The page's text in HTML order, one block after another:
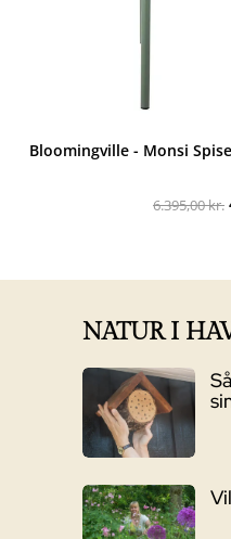
Bloomingville - Monsi
6.395,00kr.
NATUR I